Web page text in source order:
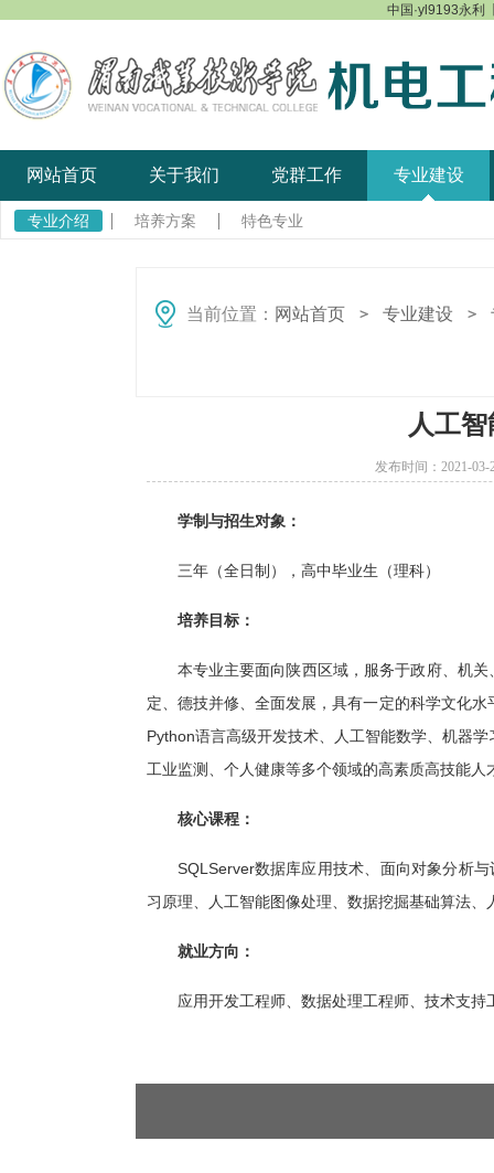
中国·yl9193永利
网站首页 关于我们 党群工作 专业建设
专业介绍 培养方案 特色专业
当前位置： 网站首页 ＞ 专业建设 ＞
人工
发布时间：2021-
学制与招生对象：
三年（全日制），高中毕业生（理科）
培养目标：
本专业主要面向陕西区域，服务于政府、机
定、德技并修、全面发展，具有一定的科学文化
Python语言高级开发技术、人工智能数学、机器
工业监测、个人健康等多个领域的高素质高技能人
核心课程：
SQLServer数据库应用技术、面向对象分析
习原理、人工智能图像处理、数据挖掘基础算法、
就业方向：
应用开发工程师、数据处理工程师、技术支